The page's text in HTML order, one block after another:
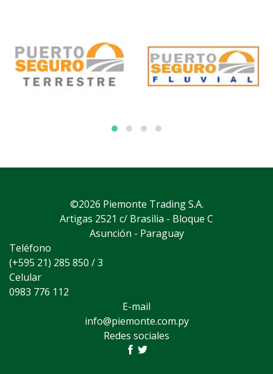
©2026 Piemonte Trading S.A.
Artigas 2521 c/ Brasilia - Bloque C
Asunción - Paraguay
Teléfono
(+595 21) 285 850 / 3
Celular
0983 776 112
E-mail
info@piemonte.com.py
Redes sociales